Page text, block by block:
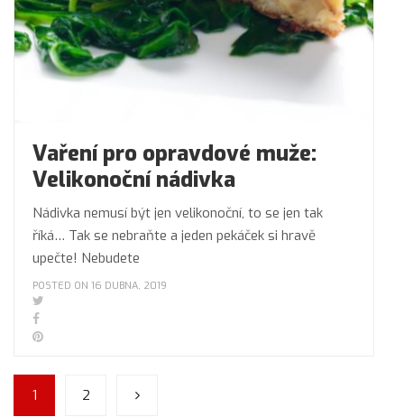
Vaření pro opravdové muže:
Velikonoční nádivka
Nádivka nemusí být jen velikonoční, to se jen tak
říká… Tak se nebraňte a jeden pekáček si hravě
upečte! Nebudete
POSTED ON 16 DUBNA, 2019
1 2